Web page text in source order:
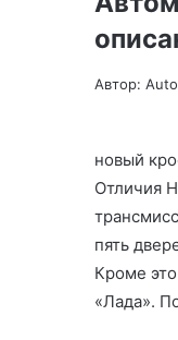
Автор:
новый
Отличия
пять
Кроме
«Лада».